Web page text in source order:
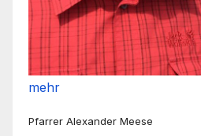
mehr
Pfarrer Alexander Meese